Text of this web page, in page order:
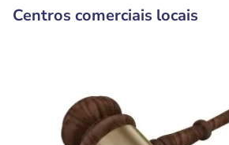
Centros comerciais locais